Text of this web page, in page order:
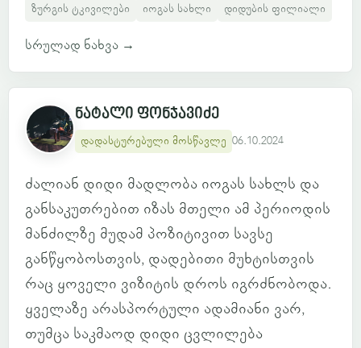
ზურგის ტკივილები იოგას სახლი დიდუბის ფილიალი
სრულად ნახვა →
ნატალი ფონჯავიძე
დადასტურებული მოსწავლე 06.10.2024
ძალიან დიდი მადლობა იოგას სახლს და
განსაკუთრებით იზას მთელი ამ პერიოდის
მანძილზე მუდამ პოზიტივით სავსე
განწყობოსთვის, დადებითი მუხტისთვის
რაც ყოველი ვიზიტის დროს იგრძნობოდა.
ყველაზე არასპორტული ადამიანი ვარ,
თუმცა საკმაოდ დიდი ცვლილება